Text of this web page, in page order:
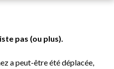
pas (ou plus).
a peut-être été déplacée,